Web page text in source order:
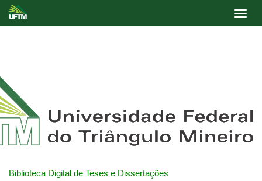
Biblioteca Digital de Teses e Dissertações